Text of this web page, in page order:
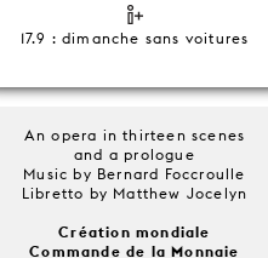
17.9 : dimanche sans voitures
An opera in thirteen scenes
and a prologue
Music by Bernard Foccroulle
Libretto by Matthew Jocelyn
Création mondiale
Commande de la Monnaie